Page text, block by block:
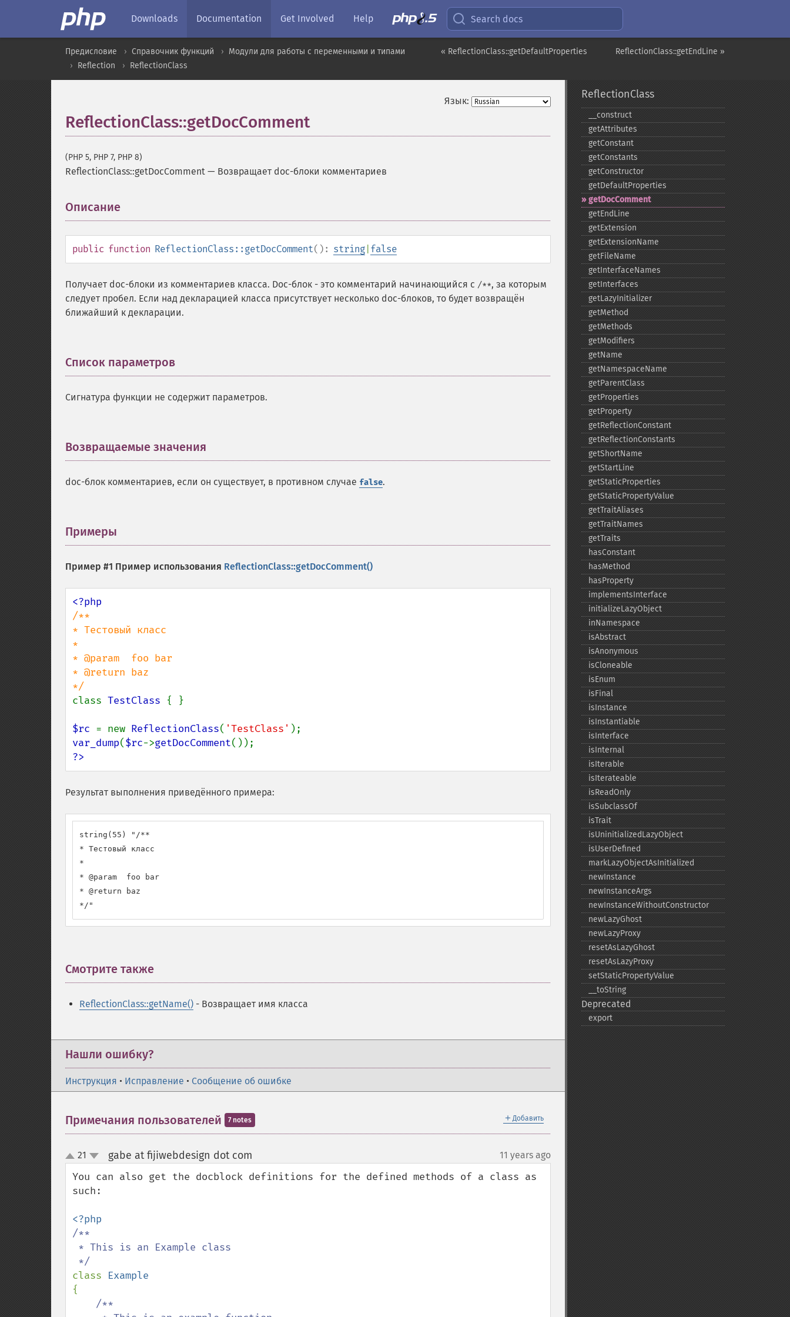
Downloads Documentation Get Involved Help Search docs
ReflectionClass::getEndLine »
« ReflectionClass::getDefaultProperties
Предисловие Справочник функций
Модули для работы с переменными и типами
Reflection
ReflectionClass
Язык:
ReflectionClass::getDocComment
(PHP 5, PHP 7, PHP 8)
ReflectionClass::getDocComment — Возвращает doc-блоки комментариев
Описание
public function ReflectionClass::getDocComment(): string false
Получает doc-блоки из комментариев класса. Doc-блок - это комментарий начинающийся с /**, за которым
следует пробел. Если над декларацией класса присутствует несколько doc-блоков, то будет возвращён
ближайший к декларации.
Список параметров
Сигнатура функции не содержит параметров.
Возвращаемые значения
doc-блок комментариев, если он существует, в противном случае false.
Примеры
Пример #1 Пример использования ReflectionClass::getDocComment()
/**
* Тестовый класс
*
* @param  foo bar
* @return baz
class TestClass { }
$rc = new ReflectionClass( 'TestClass'
var_dump($rc->getDocComment
?>
Результат выполнения приведённого примера:
string(55) "/**
* Тестовый класс
*
* @param  foo bar
* @return baz
*/"
Смотрите также
ReflectionClass::getName() - Возвращает имя класса
Нашли ошибку?
Инструкция • Исправление • Сообщение об ошибке
＋ Добавить
Примечания пользователей 7 notes
up
down
21 gabe at fijiwebdesign dot com 11 years ago
You can also get the docblock definitions for the defined methods of a class as
such:
/**
class
{
/**
ReflectionClass
_​_​construct
getAttributes
getConstant
getConstants
getConstructor
getDefaultProperties
getDocComment
getEndLine
getExtension
getExtensionName
getFileName
getInterfaceNames
getInterfaces
getLazyInitializer
getMethod
getMethods
getModifiers
getName
getNamespaceName
getParentClass
getProperties
getProperty
getReflectionConstant
getReflectionConstants
getShortName
getStartLine
getStaticProperties
getStaticPropertyValue
getTraitAliases
getTraitNames
getTraits
hasConstant
hasMethod
hasProperty
implementsInterface
initializeLazyObject
inNamespace
isAbstract
isAnonymous
isCloneable
isEnum
isFinal
isInstance
isInstantiable
isInterface
isInternal
isIterable
isIterateable
isReadOnly
isSubclassOf
isTrait
isUninitializedLazyObject
isUserDefined
markLazyObjectAsInitialized
newInstance
newInstanceArgs
newInstanceWithoutConstructor
newLazyGhost
newLazyProxy
resetAsLazyGhost
resetAsLazyProxy
setStaticPropertyValue
_​_​toString
Deprecated
export